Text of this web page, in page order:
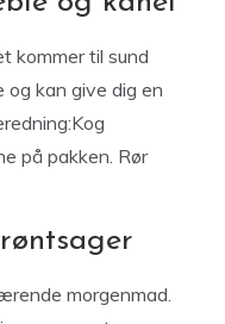
kommer til sund
og kan give dig en
på pakken. Rør
morgenmad.